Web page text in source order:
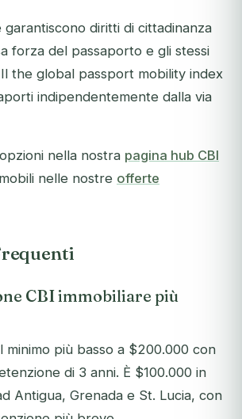
garantiscono diritti di cittadinanza
forza del passaporto e gli stessi
the global passport mobility index
indipendentemente dalla via
nella nostra pagina hub CBI
nelle nostre offerte
CBI immobiliare più
minimo più basso a $200.000 con
di 3 anni. È $100.000 in
Antigua, Grenada e St. Lucia, con